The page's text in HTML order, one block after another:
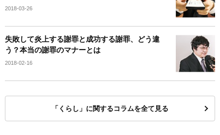
2018-03-26
失敗して炎上する謝罪と成功する謝罪、どう違
う？本当の謝罪のマナーとは
2018-02-16
「くらし」に関するコラムを全て見る